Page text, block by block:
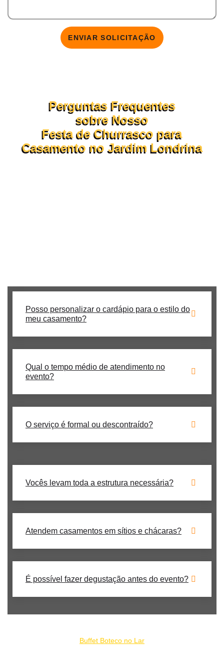
ENVIAR SOLICITAÇÃO
Perguntas Frequentes
sobre Nosso
Festa de Churrasco para
Casamento no Jardim Londrina
Posso personalizar o cardápio para o estilo do
meu casamento?
Qual o tempo médio de atendimento no
evento?
O serviço é formal ou descontraído?
Vocês levam toda a estrutura necessária?
Atendem casamentos em sítios e chácaras?
É possível fazer degustação antes do evento?
Buffet Boteco no Lar